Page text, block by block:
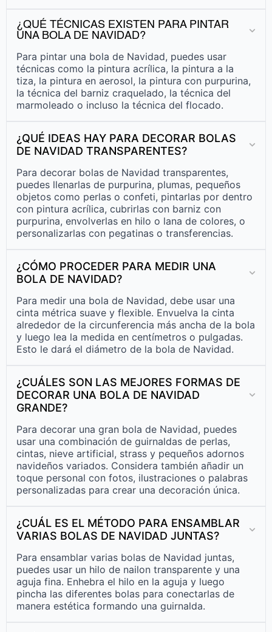
¿QUÉ TÉCNICAS EXISTEN PARA PINTAR
UNA BOLA DE NAVIDAD?
Para pintar una bola de Navidad, puedes usar
técnicas como la pintura acrílica, la pintura a la
tiza, la pintura en aerosol, la pintura con purpurina,
la técnica del barniz craquelado, la técnica del
marmoleado o incluso la técnica del flocado.
¿QUÉ IDEAS HAY PARA DECORAR BOLAS
DE NAVIDAD TRANSPARENTES?
Para decorar bolas de Navidad transparentes,
puedes llenarlas de purpurina, plumas, pequeños
objetos como perlas o confeti, pintarlas por dentro
con pintura acrílica, cubrirlas con barniz con
purpurina, envolverlas en hilo o lana de colores, o
personalizarlas con pegatinas o transferencias.
¿CÓMO PROCEDER PARA MEDIR UNA
BOLA DE NAVIDAD?
Para medir una bola de Navidad, debe usar una
cinta métrica suave y flexible. Envuelva la cinta
alrededor de la circunferencia más ancha de la bola
y luego lea la medida en centímetros o pulgadas.
Esto le dará el diámetro de la bola de Navidad.
¿CUÁLES SON LAS MEJORES FORMAS DE
DECORAR UNA BOLA DE NAVIDAD
GRANDE?
Para decorar una gran bola de Navidad, puedes
usar una combinación de guirnaldas de perlas,
cintas, nieve artificial, strass y pequeños adornos
navideños variados. Considera también añadir un
toque personal con fotos, ilustraciones o palabras
personalizadas para crear una decoración única.
¿CUÁL ES EL MÉTODO PARA ENSAMBLAR
VARIAS BOLAS DE NAVIDAD JUNTAS?
Para ensamblar varias bolas de Navidad juntas,
puedes usar un hilo de nailon transparente y una
aguja fina. Enhebra el hilo en la aguja y luego
pincha las diferentes bolas para conectarlas de
manera estética formando una guirnalda.